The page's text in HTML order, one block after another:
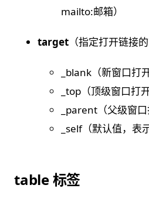
mailto:邮箱）
target （指定打开链接
_blank（新窗口打开
_top（顶级窗口打开
_parent（父级窗口
_self（默认值，表
table 标签